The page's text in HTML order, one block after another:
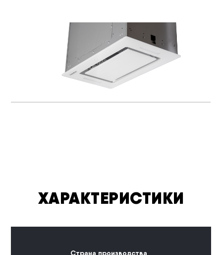
ХАРАКТЕРИСТИКИ
Страна производства